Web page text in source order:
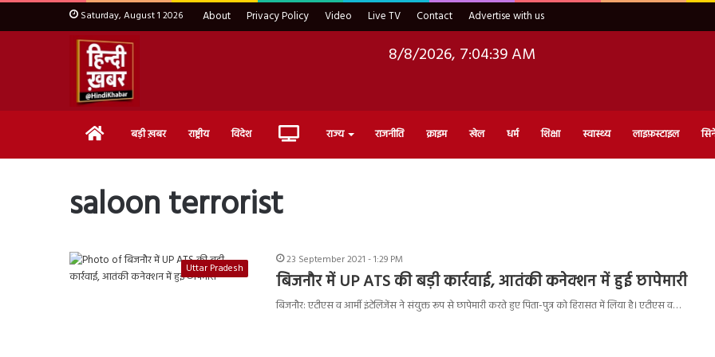
Saturday, August 1 2026 About Privacy Policy Video Live TV Contact Advertise with us
8/8/2026, 7:04:40 AM
Home बड़ी ख़बर राष्ट्रीय विदेश Live राज्य राजनीति क्राइम खेल धर्म शिक्षा स्वास्थ्य लाइफ़स्टाइल
saloon terrorist
Uttar Pradesh
23 September 2021 - 1:29 PM
बिजनौर में UP ATS की बड़ी कार्रवाई, आतंकी कनेक्शन में हुई छापेमारी
बिजनौर: एटीएस व आर्मी इंटेलिजेंस ने संयुक्त रूप से छापेमारी करते हुए पिता-पुत्र को हिरासत में लिया है। एटीएस व…